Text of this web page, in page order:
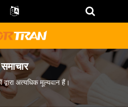
समाचार
अत्यधिक मूल्यवान हैं।